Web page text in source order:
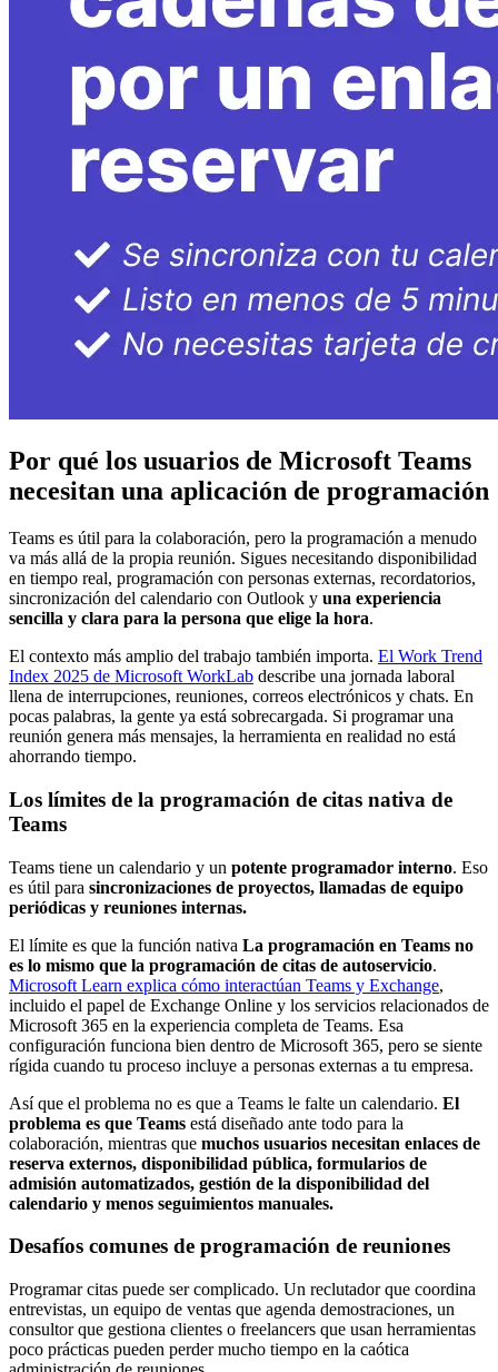
Por qué los usuarios de Microsoft Teams
necesitan una aplicación de programación
Teams es útil para la colaboración, pero la programación a menudo
va más allá de la propia reunión. Sigues necesitando disponibilidad
en tiempo real, programación con personas externas, recordatorios,
sincronización del calendario con Outlook y una experiencia
sencilla y clara para la persona que elige la hora.
El contexto más amplio del trabajo también importa. El Work Trend
Index 2025 de Microsoft WorkLab describe una jornada laboral
llena de interrupciones, reuniones, correos electrónicos y chats. En
pocas palabras, la gente ya está sobrecargada. Si programar una
reunión genera más mensajes, la herramienta en realidad no está
ahorrando tiempo.
Los límites de la programación de citas nativa de
Teams
Teams tiene un calendario y un potente programador interno. Eso
es útil para sincronizaciones de proyectos, llamadas de equipo
periódicas y reuniones internas.
El límite es que la función nativa La programación en Teams no
es lo mismo que la programación de citas de autoservicio.
Microsoft Learn explica cómo interactúan Teams y Exchange,
incluido el papel de Exchange Online y los servicios relacionados de
Microsoft 365 en la experiencia completa de Teams. Esa
configuración funciona bien dentro de Microsoft 365, pero se siente
rígida cuando tu proceso incluye a personas externas a tu empresa.
Así que el problema no es que a Teams le falte un calendario. El
problema es que Teams está diseñado ante todo para la
colaboración, mientras que muchos usuarios necesitan enlaces de
reserva externos, disponibilidad pública, formularios de
admisión automatizados, gestión de la disponibilidad del
calendario y menos seguimientos manuales.
Desafíos comunes de programación de reuniones
Programar citas puede ser complicado. Un reclutador que coordina
entrevistas, un equipo de ventas que agenda demostraciones, un
consultor que gestiona clientes o freelancers que usan herramientas
poco prácticas pueden perder mucho tiempo en la caótica